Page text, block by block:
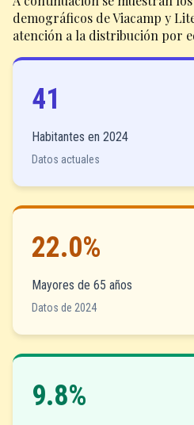
demográficos de Viacamp y
atención a la distribución por
41
Habitantes en 2024
Datos actuales
22.0%
Mayores de 65 años
Datos de 2024
9.8%